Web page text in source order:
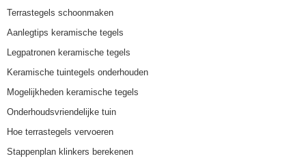
Terrastegels schoonmaken
Aanlegtips keramische tegels
Legpatronen keramische tegels
Keramische tuintegels onderhouden
Mogelijkheden keramische tegels
Onderhoudsvriendelijke tuin
Hoe terrastegels vervoeren
Stappenplan klinkers berekenen